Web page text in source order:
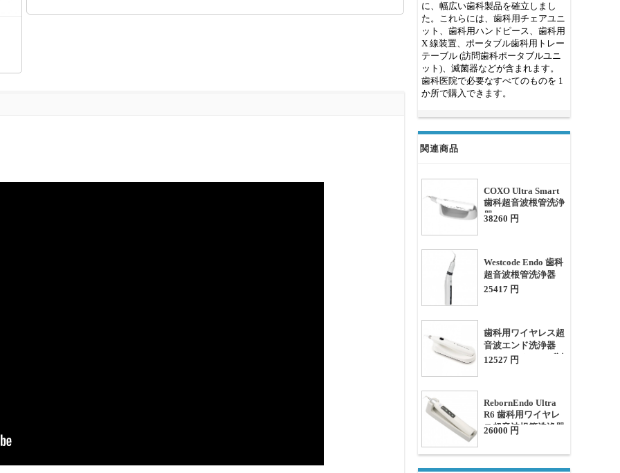
に、幅広い歯科製品を確立しまし
た。これらには、歯科用チェアユニ
ット、歯科用ハンドピース、歯科用
X 線装置、ポータブル歯科用トレー
テーブル (訪問歯科ポータブルユニ
ット)、滅菌器などが含まれます。
歯科医院で必要なすべてのものを 1
か所で購入できます。
関連商品
COXO Ultra Smart
歯科超音波根管洗浄
器
38260 円
Westcode Endo 歯科
超音波根管洗浄器
25417 円
歯科用ワイヤレス超
音波エンド洗浄器
（オートクレーブ対
12527 円
RebornEndo Ultra
R6 歯科用ワイヤレ
ス超音波根管洗浄器
26000 円